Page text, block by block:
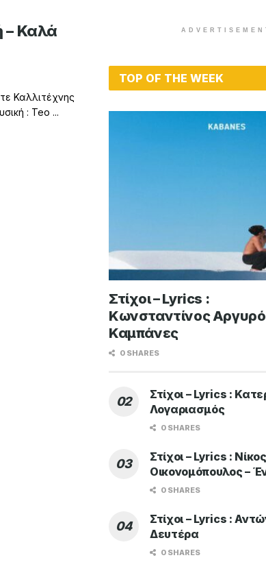
– Καλά
Καλλιτέχνης
: Teo ...
TOP OF THE WEEK
Στίχοι – Lyrics :
Κωνσταντίνος
Καμπάνες
0 SHARES
Στίχοι – Lyrics :
Λογαριασμός
0 SHARES
Στίχοι – Lyrics : Νίκος
Οικονομόπουλος –
0 SHARES
Στίχοι – Lyrics :
Δευτέρα
0 SHARES